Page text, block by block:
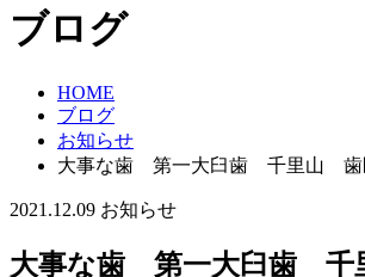
ブログ
HOME
ブログ
お知らせ
大事な歯 第一大臼歯 千里山 歯
2021.12.09 お知らせ
大事な歯 第一大臼歯 千